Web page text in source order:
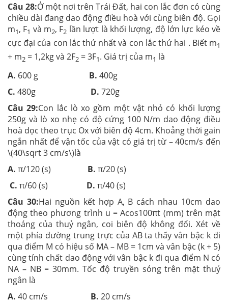
Câu 28:Ở một nơi trên Trái Đất, hai con lắc đơn có cùng
chiều dài đang dao động điều hoà với cùng biên độ. Gọi
m1, F1 và m2, F2 lần lượt là khối lượng, độ lớn lực kéo về
cực đại của con lắc thứ nhất và con lắc thứ hai . Biết m1
+ m2 = 1,2kg và 2F2 = 3F1. Giá trị của m1 là
A. 600 g B. 400g
C. 480g D. 720g
Câu 29:Con lắc lò xo gồm một vật nhỏ có khối lượng
250g và lò xo nhẹ có độ cứng 100 N/m dao động điều
hoà dọc theo trục Ox với biên độ 4cm. Khoảng thời gain
ngắn nhất để vận tốc của vật có giá trị từ – 40cm/s đến
\(40\sqrt 3 cm/s\)là
A. π/120 (s) B. π/20 (s)
C. π/60 (s) D. π/40 (s)
Câu 30:Hai nguồn kết hợp A, B cách nhau 10cm dao
động theo phương trình u = Acos100πt (mm) trên mặt
thoáng của thuỷ ngân, coi biên độ không đổi. Xét về
một phía đường trung trực của AB ta thấy vân bậc k đi
qua điểm M có hiệu số MA – MB = 1cm và vân bậc (k + 5)
cùng tính chất dao động với vân bậc k đi qua điểm N có
NA – NB = 30mm. Tốc độ truyền sóng trên mặt thuỷ
ngân là
A. 40 cm/s B. 20 cm/s